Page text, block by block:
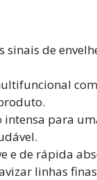
sinais de
intensa para
e de rápida
linhas